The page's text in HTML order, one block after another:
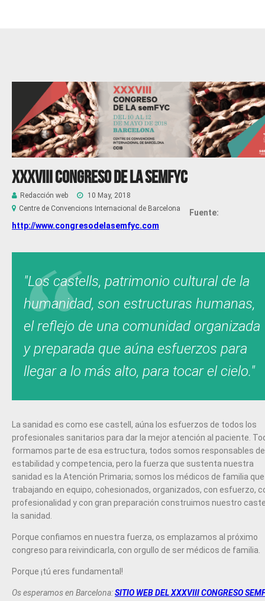
XXXVIII Congreso de la semFYC
Redacción web
10 May, 2018
Centre de Convencions Internacional de Barcelona
Fuente:
http://www.congresodelasemfyc.com
"Los castells, patrimonio cultural de la
humanidad, son estructuras humanas,
el reflejo de una comunidad organizada
y preparada que aúna esfuerzos para
llegar a lo más alto, para tocar el cielo."
La sanidad es como ese castell, aúna los esfuerzos de todos los
profesionales sanitarios para dar la mejor atención al paciente.
formamos parte de esa estructura, todos somos responsables
estabilidad y competencia, pero la fuerza que sustenta nuestra
sanidad es la Atención Primaria; somos los médicos de familia que
trabajando en equipo, cohesionados, organizados, con esfuerzo,
profesionalidad y con gran preparación construimos nuestro
la sanidad.
Porque confiamos en nuestra fuerza, os emplazamos al próximo
congreso para reivindicarla, con orgullo de ser médicos de familia.
Porque ¡tú eres fundamental!
Os esperamos en Barcelona:SITIO WEB DEL XXXVIII CONGRESO